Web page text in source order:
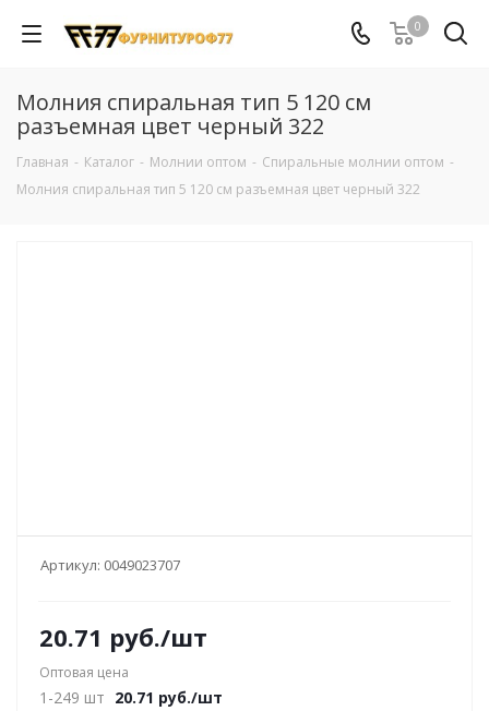
0
Молния спиральная тип 5 120 см
разъемная цвет черный 322
Главная - Каталог - Молнии оптом - Спиральные молнии оптом -
Молния спиральная тип 5 120 см разъемная цвет черный 322
Артикул: 0049023707
20.71 руб./шт
Оптовая цена
1-249 шт 20.71 руб./шт